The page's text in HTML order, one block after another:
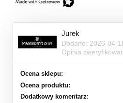
Jurek
Dodano: 2026-04-
Opinia
Ocena sklepu:
Ocena produktu:
Dodatkowy komentarz: